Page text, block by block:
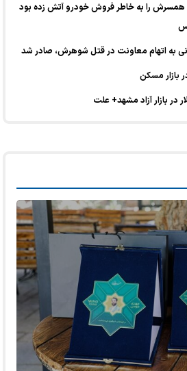
همسرش را به خاطر فروش خودرو آتش زده بود
به اتهام معاونت در قتل شوهرش، صادر شد
بازار مسکن